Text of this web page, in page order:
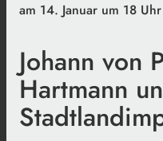
am 14. Januar um 18
Johann von
Hartmann